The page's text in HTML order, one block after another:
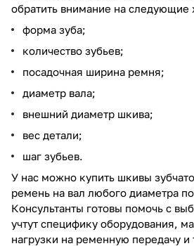
обратить внимание на следующие
форма зуба;
количество зубьев;
посадочная ширина ремня;
диаметр вала;
внешний диаметр шкива;
вес детали;
шаг зубьев.
У нас можно купить шкивы
ремень на вал любого диаметра
Консультанты готовы помочь с
учтут специфику оборудования,
нагрузки на ременную передачу и